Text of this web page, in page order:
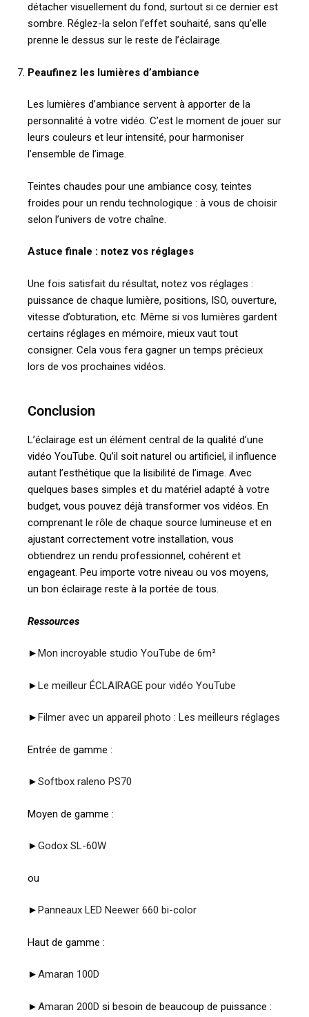
détacher visuellement du fond, surtout si ce dernier est
sombre. Réglez-la selon l’effet souhaité, sans qu’elle
prenne le dessus sur le reste de l’éclairage.
Peaufinez les lumières d’ambiance
Les lumières d’ambiance servent à apporter de la
personnalité à votre vidéo. C’est le moment de jouer sur
leurs couleurs et leur intensité, pour harmoniser
l’ensemble de l’image.
Teintes chaudes pour une ambiance cosy, teintes
froides pour un rendu technologique : à vous de choisir
selon l’univers de votre chaîne.
Astuce finale : notez vos réglages
Une fois satisfait du résultat, notez vos réglages :
puissance de chaque lumière, positions, ISO, ouverture,
vitesse d’obturation, etc. Même si vos lumières gardent
certains réglages en mémoire, mieux vaut tout
consigner. Cela vous fera gagner un temps précieux
lors de vos prochaines vidéos.
Conclusion
L’éclairage est un élément central de la qualité d’une
vidéo YouTube. Qu’il soit naturel ou artificiel, il influence
autant l’esthétique que la lisibilité de l’image. Avec
quelques bases simples et du matériel adapté à votre
budget, vous pouvez déjà transformer vos vidéos. En
comprenant le rôle de chaque source lumineuse et en
ajustant correctement votre installation, vous
obtiendrez un rendu professionnel, cohérent et
engageant. Peu importe votre niveau ou vos moyens,
un bon éclairage reste à la portée de tous.
Ressources
► Mon incroyable studio YouTube de 6m²
►Le meilleur ÉCLAIRAGE pour vidéo YouTube
► Filmer avec un appareil photo : Les meilleurs réglages
Entrée de gamme :
►Softbox raleno PS70
Moyen de gamme :
►Godox SL-60W
ou
► Panneaux LED Neewer 660 bi-color
Haut de gamme :
►Amaran 100D
►Amaran 200D si besoin de beaucoup de puissance :